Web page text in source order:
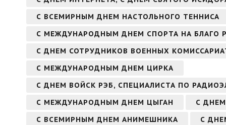
С ВСЕМИРНЫМ ДНЕМ НАСТОЛЬНОГО ТЕННИСА
С МЕЖДУНАРОДНЫМ ДНЕМ СПОРТА НА БЛАГО
С ДНЕМ СОТРУДНИКОВ ВОЕННЫХ
С МЕЖДУНАРОДНЫМ ДНЕМ ЦИРКА
С ДНЕМ ВОЙСК РЭБ, СПЕЦИАЛИСТА ПО
С МЕЖДУНАРОДНЫМ ДНЕМ ЦЫГАН
С
С ВСЕМИРНЫМ ДНЕМ АНИМЕШНИКА
С